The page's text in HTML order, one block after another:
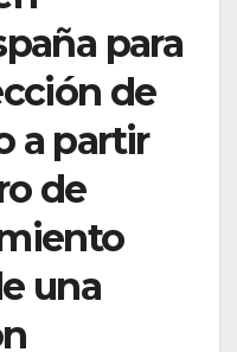
para
de
a partir
de
una